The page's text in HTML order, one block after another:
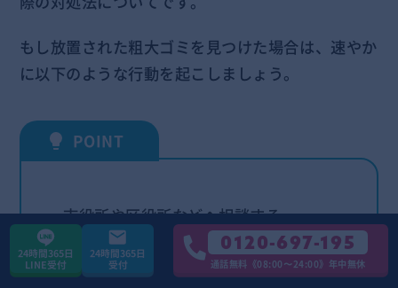
もし放置された粗大ゴミを見つけた場合は、速やか
に以下のような行動を起こしましょう。
・市役所や区役所などへ相談する
・警察に通報する
24時間365日
LINE受付
24時間365日
受付
0120-697-195
通話無料《08:00〜24:00》年中無休